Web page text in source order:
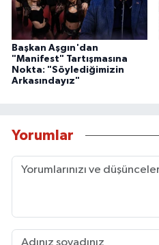
Başkan Aşgın'dan
"Manifest" Tartışmasına
Nokta: "Söylediğimizin
Arkasındayız"
Yorumlar